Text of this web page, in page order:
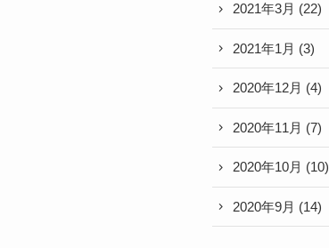
2021年3月 (22)
2021年1月 (3)
2020年12月 (4)
2020年11月 (7)
2020年10月 (10)
2020年9月 (14)